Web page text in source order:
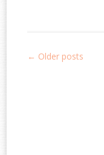
Post
← Older posts